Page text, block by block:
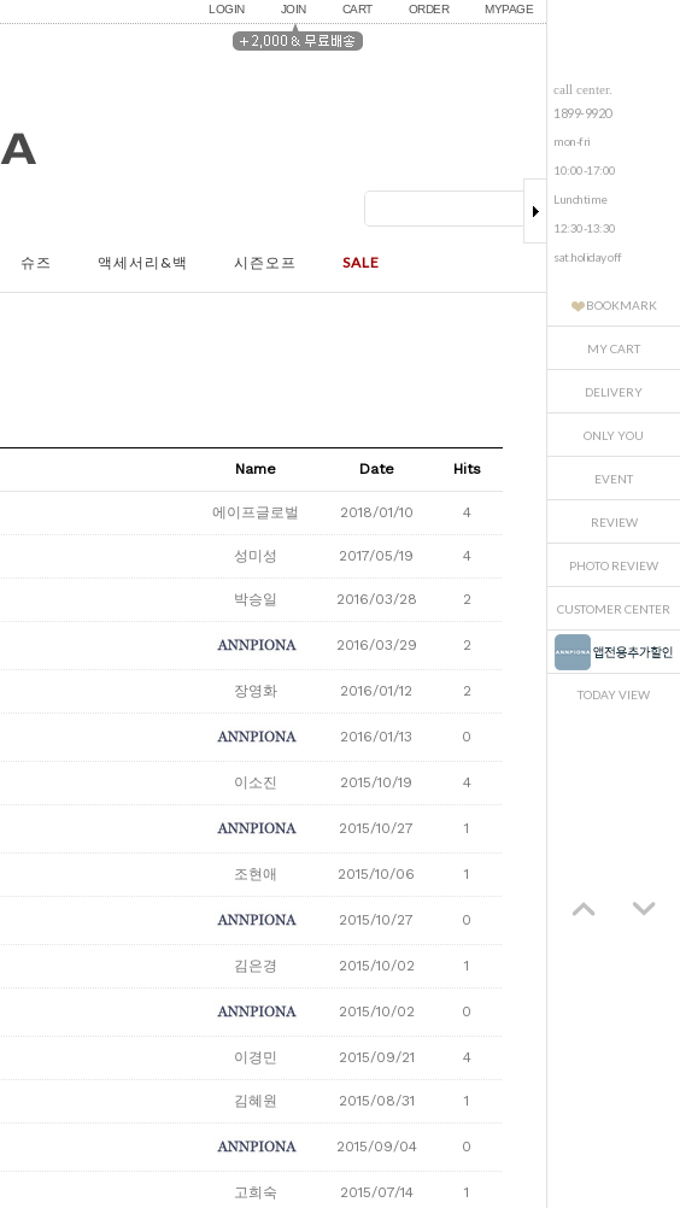
LOGIN JOIN CART ORDER MYPAGE
슈즈 액세서리&백 시즌오프 SALE
call center.
1899-9920
mon-fri
10:00-17:00
Lunchtime
12:30-13:30
sat.holiday off
BOOKMARK
MY CART
DELIVERY
ONLY YOU
EVENT
REVIEW
PHOTO REVIEW
CUSTOMER CENTER
TODAY VIEW
Name Date Hits
에이프글로벌 2018/01/10 4
성미성 2017/05/19 4
박승일 2016/03/28 2
2016/03/29 2
장영화 2016/01/12 2
2016/01/13 0
이소진 2015/10/19 4
2015/10/27 1
조현애 2015/10/06 1
2015/10/27 0
김은경 2015/10/02 1
2015/10/02 0
이경민 2015/09/21 4
김혜원 2015/08/31 1
2015/09/04 0
고희숙 2015/07/14 1